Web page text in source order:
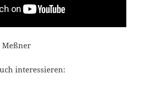
Meßner
interessieren: